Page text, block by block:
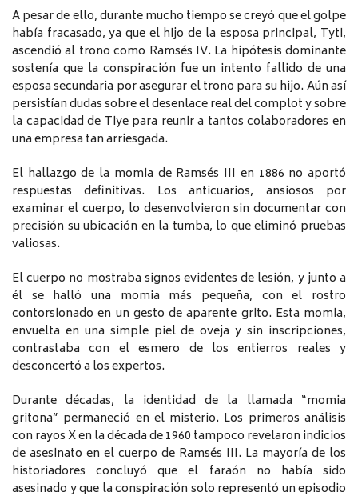
A pesar de ello, durante mucho tiempo se creyó que el golpe
había fracasado, ya que el hijo de la esposa principal, Tyti,
ascendió al trono como Ramsés IV. La hipótesis dominante
sostenía que la conspiración fue un intento fallido de una
esposa secundaria por asegurar el trono para su hijo. Aún así
persistían dudas sobre el desenlace real del complot y sobre
la capacidad de Tiye para reunir a tantos colaboradores en
una empresa tan arriesgada.
El hallazgo de la momia de Ramsés III en 1886 no aportó
respuestas definitivas. Los anticuarios, ansiosos por
examinar el cuerpo, lo desenvolvieron sin documentar con
precisión su ubicación en la tumba, lo que eliminó pruebas
valiosas.
El cuerpo no mostraba signos evidentes de lesión, y junto a
él se halló una momia más pequeña, con el rostro
contorsionado en un gesto de aparente grito. Esta momia,
envuelta en una simple piel de oveja y sin inscripciones,
contrastaba con el esmero de los entierros reales y
desconcertó a los expertos.
Durante décadas, la identidad de la llamada “momia
gritona” permaneció en el misterio. Los primeros análisis
con rayos X en la década de 1960 tampoco revelaron indicios
de asesinato en el cuerpo de Ramsés III. La mayoría de los
historiadores concluyó que el faraón no había sido
asesinado y que la conspiración solo representó un episodio